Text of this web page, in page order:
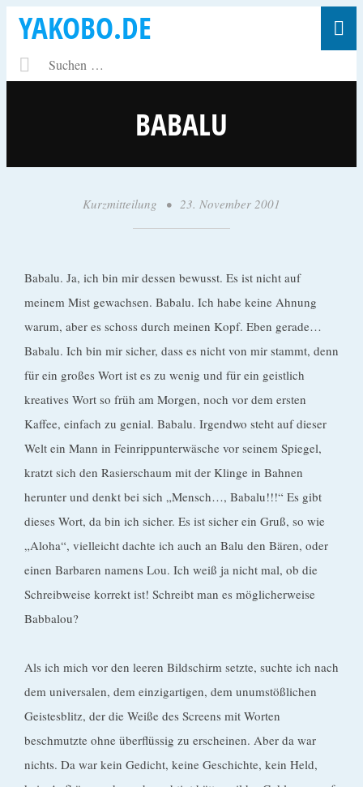
YAKOBO.DE
BABALU
Kurzmitteilung • 23. November 2001
k
o
b
o
Babalu. Ja, ich bin mir dessen bewusst. Es ist nicht auf
meinem Mist gewachsen. Babalu. Ich habe keine Ahnung
warum, aber es schoss durch meinen Kopf. Eben gerade…
Babalu. Ich bin mir sicher, dass es nicht von mir stammt, denn
für ein großes Wort ist es zu wenig und für ein geistlich
kreatives Wort so früh am Morgen, noch vor dem ersten
Kaffee, einfach zu genial. Babalu. Irgendwo steht auf dieser
Welt ein Mann in Feinrippunterwäsche vor seinem Spiegel,
kratzt sich den Rasierschaum mit der Klinge in Bahnen
herunter und denkt bei sich „Mensch…, Babalu!!!“ Es gibt
dieses Wort, da bin ich sicher. Es ist sicher ein Gruß, so wie
„Aloha“, vielleicht dachte ich auch an Balu den Bären, oder
einen Barbaren namens Lou. Ich weiß ja nicht mal, ob die
Schreibweise korrekt ist! Schreibt man es möglicherweise
Babbalou?
Als ich mich vor den leeren Bildschirm setzte, suchte ich nach
dem universalen, dem einzigartigen, dem unumstößlichen
Geistesblitz, der die Weiße des Screens mit Worten
beschmutzte ohne überflüssig zu erscheinen. Aber da war
nichts. Da war kein Gedicht, keine Geschichte, kein Held,